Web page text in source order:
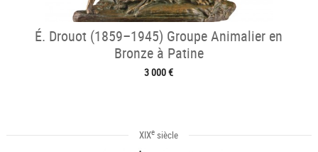
É. Drouot (1859–1945) Groupe Animalier en
Bronze à Patine
3 000 €
XIXe siècle